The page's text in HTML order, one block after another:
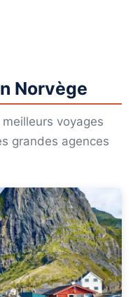
Norvège
voyages
grandes agences